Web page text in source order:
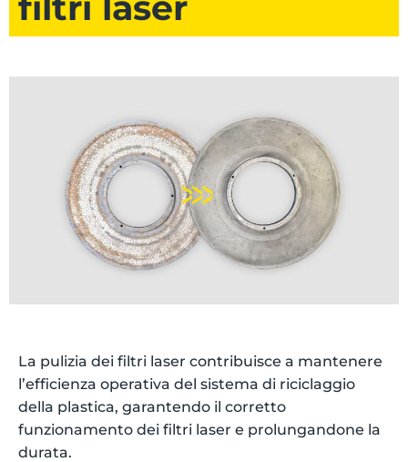
La pulizia dei filtri laser contribuisce a mantenere
l’efficienza operativa del sistema di riciclaggio
della plastica, garantendo il corretto
funzionamento dei filtri laser e prolungandone la
durata.